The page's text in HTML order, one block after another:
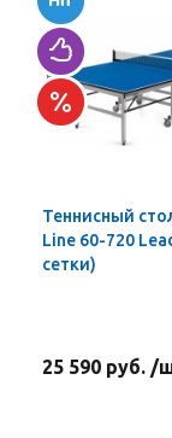
Теннисный
Line 60-720
сетки)
25 590 руб. /